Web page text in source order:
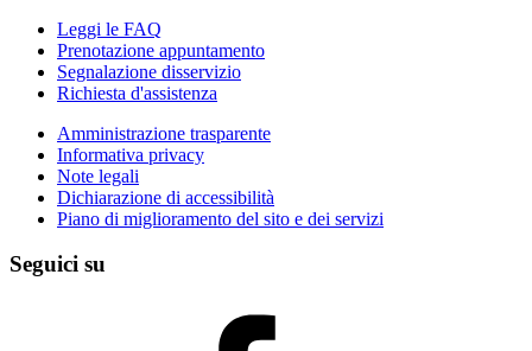
Leggi le FAQ
Prenotazione appuntamento
Segnalazione disservizio
Richiesta d'assistenza
Amministrazione trasparente
Informativa privacy
Note legali
Dichiarazione di accessibilità
Piano di miglioramento del sito e dei servizi
Seguici su